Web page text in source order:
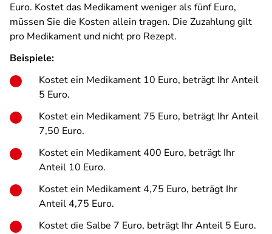
Euro. Kostet das Medikament weniger als fünf Euro,
müssen Sie die Kosten allein tragen. Die Zuzahlung gilt
pro Medikament und nicht pro Rezept.
Beispiele:
Kostet ein Medikament 10 Euro, beträgt Ihr Anteil
5 Euro.
Kostet ein Medikament 75 Euro, beträgt Ihr Anteil
7,50 Euro.
Kostet ein Medikament 400 Euro, beträgt Ihr
Anteil 10 Euro.
Kostet ein Medikament 4,75 Euro, beträgt Ihr
Anteil 4,75 Euro.
Kostet die Salbe 7 Euro, beträgt Ihr Anteil 5 Euro.